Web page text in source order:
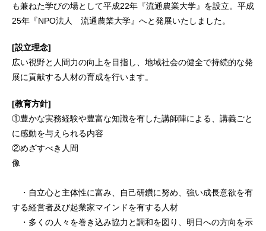
も兼ねた学びの場として平成22年『流通農業大学』を設立。平成
25年『NPO法人 流通農業大学』へと発展いたしました。
[設立理念]
広い視野と人間力の向上を目指し、地域社会の健全で持続的な発
展に貢献する人材の育成を行います。
[教育方針]
①豊かな実務経験や豊富な知識を有した講師陣による、講義ごと
に感動を与えられる内容
②めざすべき人間
像
・自立心と主体性に富み、自己研鑽に努め、強い成長意欲を有
する経営者及び起業家マインドを有する人材
・多くの人々を巻き込み協力と調和を図り、明日への方向を示